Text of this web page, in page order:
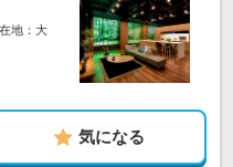
地：大
気になる